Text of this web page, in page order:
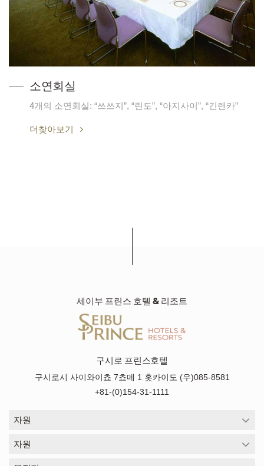
소연회실
4개의 소연회실: “쓰쓰지”, “린도”, “아지사이”, “긴렌카”
더찾아보기
세이부 프린스 호텔 & 리조트
구시로 프린스호텔
구시로시 사이와이쵸 7쵸메 1 홋카이도 (우)085-8581
+81-(0)154-31-1111
자원
자원